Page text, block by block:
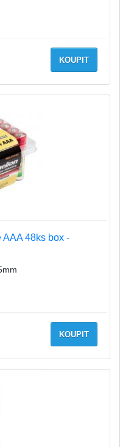
KOUPIT
48ks box -
KOUPIT